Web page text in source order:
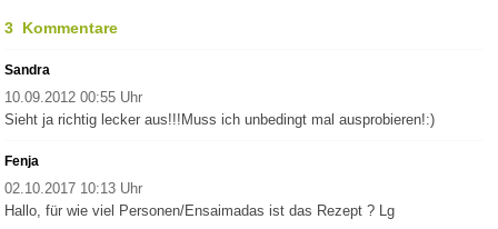
3 Kommentare
Sandra
10.09.2012 00:55 Uhr
Sieht ja richtig lecker aus!!!Muss ich unbedingt mal ausprobieren!:)
Fenja
02.10.2017 10:13 Uhr
Hallo, für wie viel Personen/Ensaimadas ist das Rezept ? Lg